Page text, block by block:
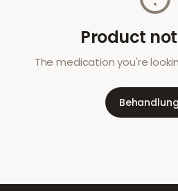
Product
The medication you're